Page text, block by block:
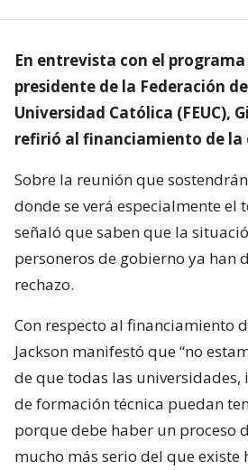
En entrevista con el
presidente de la Federación
Universidad Católica (FEUC),
refirió al financiamiento de la
Sobre la reunión que
donde se verá especialmente el
señaló que saben que la
personeros de gobierno ya han
rechazo.
Con respecto al financiamiento
Jackson manifestó que “no
de que todas las universidades,
de formación técnica puedan
porque debe haber un proceso
mucho más serio del que existe